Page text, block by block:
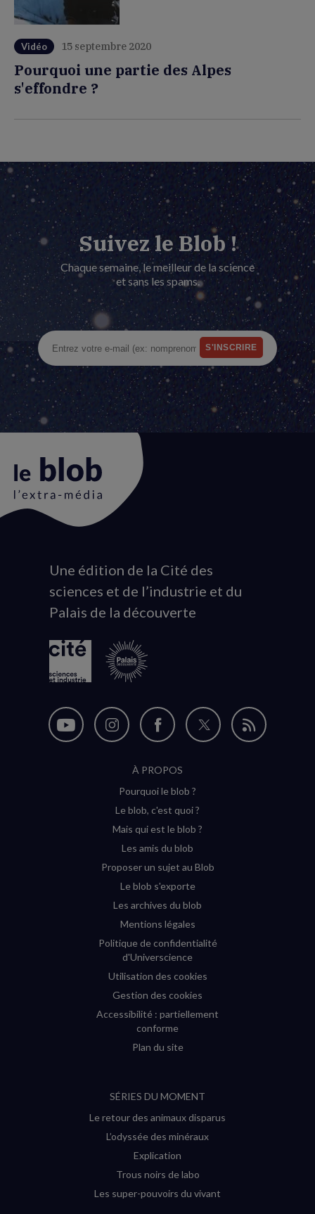
Vidéo 15 septembre 2020
Pourquoi une partie des Alpes
s'effondre ?
Suivez le Blob !
Chaque semaine, le meilleur de la science
et sans les spams.
Animation
du
logo
Une édition de la Cité des
sciences et de l’industrie et du
Palais de la découverte
Nous
Nous
Instagram
(nouvelle
Nous
sur
Facebook
(nouvelle
Nous
Flux
À PROPOS
Pourquoi le blob ?
Le blob, c'est quoi ?
Mais qui est le blob ?
Les amis du blob
Proposer un sujet au Blob
Le blob s'exporte
Les archives du blob
Mentions légales
Politique de confidentialité
d'Universcience
Utilisation des cookies
Gestion des cookies
Accessibilité : partiellement
conforme
Plan du site
SÉRIES DU MOMENT
Le retour des animaux disparus
L’odyssée des minéraux
Explication
Trous noirs de labo
Les super-pouvoirs du vivant